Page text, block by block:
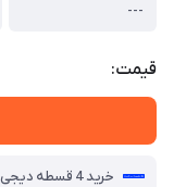
---
قیمت:
خرید 4 قسطه دیجی پی